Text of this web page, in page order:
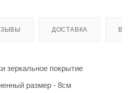
ДОСТАВКА
зеркальное покрытие
размер - 8см